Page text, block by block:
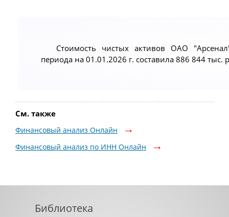
Стоимость чистых активов ОАО
периода на 01.01.2026 г. составила 886 844 тыс.
См. также
Финансовый анализ Онлайн
Финансовый анализ по ИНН Онлайн
Библиотека